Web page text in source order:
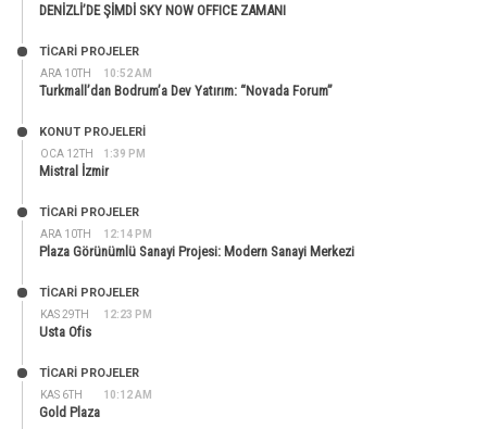
DENİZLİ’DE ŞİMDİ SKY NOW OFFICE ZAMANI
ARA 10TH 10:52 AM
TİCARİ PROJELER
Turkmall’dan Bodrum’a Dev Yatırım: “Novada Forum”
OCA 12TH 1:39 PM
KONUT PROJELERI
Mistral İzmir
ARA 10TH 12:14 PM
TİCARİ PROJELER
Plaza Görünümlü Sanayi Projesi: Modern Sanayi Merkezi
KAS 29TH 12:23 PM
TİCARİ PROJELER
Usta Ofis
KAS 6TH 10:12 AM
TİCARİ PROJELER
Gold Plaza